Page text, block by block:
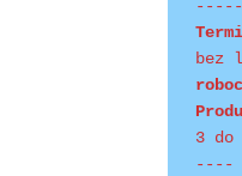
-----
bez
3 do
----